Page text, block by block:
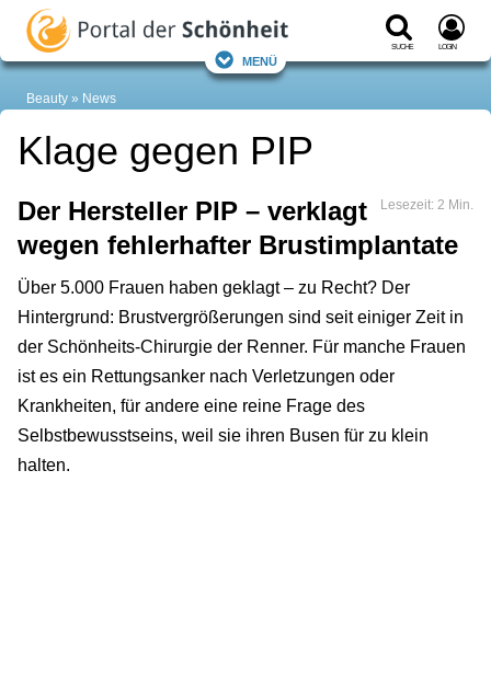
Suche Login
Menü
Beauty News
Klage gegen PIP
Lesezeit: 2 Min.
Der Hersteller PIP – verklagt
wegen fehlerhafter Brustimplantate
Über 5.000 Frauen haben geklagt – zu Recht? Der
Hintergrund: Brustvergrößerungen sind seit einiger Zeit in
der Schönheits-Chirurgie der Renner. Für manche Frauen
ist es ein Rettungsanker nach Verletzungen oder
Krankheiten, für andere eine reine Frage des
Selbstbewusstseins, weil sie ihren Busen für zu klein
halten.